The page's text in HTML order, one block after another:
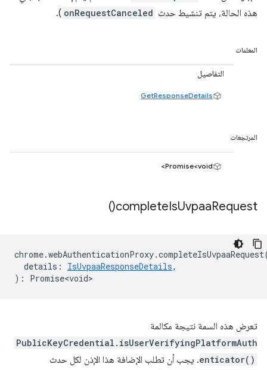
هذه الحالة، يتم تنشيط حدث onRequestCanceled
).
المعلمات
التفاصيل
GetResponseDetails
المرتجعات
Promise<void>
completeIsUvpaaRequest(
)
chrome.webAuthenticationProxy.completeIsUvpaaRequest
details : IsUvpaaResponseDetails,
) : Promise<void>
تعرض هذه السمة نتيجة مكالمة
PublicKeyCredential.isUserVerifyingPlatformAuth
enticator(). يجب أن تطلب الإضافة هذا الإذن لكل حدث